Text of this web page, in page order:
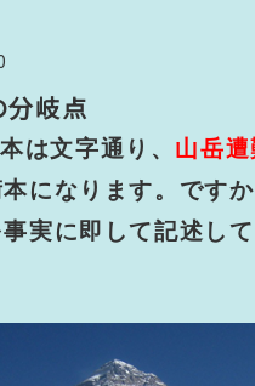
分岐点
は文字通り、 山岳遭
になります。です
実に即して記述し